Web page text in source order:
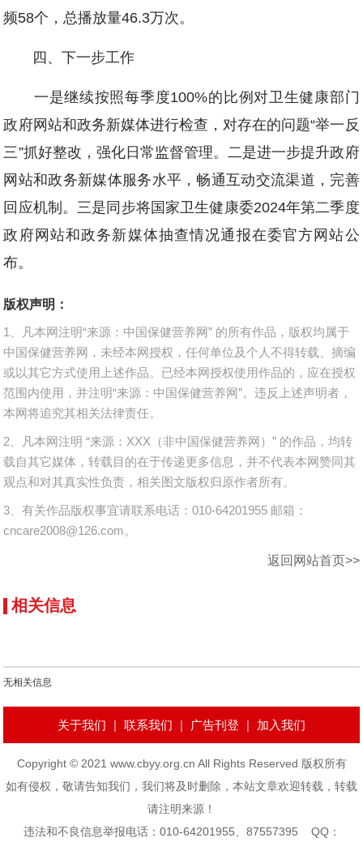
频58个，总播放量46.3万次。
四、下一步工作
一是继续按照每季度100%的比例对卫生健康部门
政府网站和政务新媒体进行检查，对存在的问题“举一反
三”抓好整改，强化日常监督管理。二是进一步提升政府
网站和政务新媒体服务水平，畅通互动交流渠道，完善
回应机制。三是同步将国家卫生健康委2024年第二季度
政府网站和政务新媒体抽查情况通报在委官方网站公
布。
版权声明：
1、凡本网注明“来源：中国保健营养网” 的所有作品，版权均属于
中国保健营养网，未经本网授权，任何单位及个人不得转载、摘编
或以其它方式使用上述作品。已经本网授权使用作品的，应在授权
范围内使用，并注明“来源：中国保健营养网”。违反上述声明者，
本网将追究其相关法律责任。
2、凡本网注明 “来源：XXX（非中国保健营养网）” 的作品，均转
载自其它媒体，转载目的在于传递更多信息，并不代表本网赞同其
观点和对其真实性负责，相关图文版权归原作者所有。
3、有关作品版权事宜请联系电话：010-64201955 邮箱：
cncare2008@126.com。
返回网站首页>>
相关信息
无相关信息
关于我们 联系我们 广告刊登 加入我们
Copyright © 2021 www.cbyy.org.cn All Rights Reserved 版权所有
如有侵权，敬请告知我们，我们将及时删除，本站文章欢迎转载，转载
请注明来源！
违法和不良信息举报电话：010-64201955、87557395 QQ：